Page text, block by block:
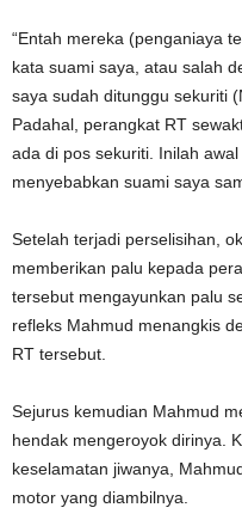
“Entah mereka (penganiaya
kata suami saya, atau salah
saya sudah ditunggu sekuriti
Padahal, perangkat RT
ada di pos sekuriti. Inilah
menyebabkan suami saya
Setelah terjadi perselisihan,
memberikan palu kepada
tersebut mengayunkan palu
refleks Mahmud menangkis
RT tersebut.
Sejurus kemudian Mahmud
hendak mengeroyok dirinya.
keselamatan jiwanya,
motor yang diambilnya.